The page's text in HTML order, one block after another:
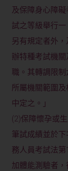
及保障身心障
試之等級舉行
另有規定者外
辦特種考試機
職。其轉調限
所屬機關範圍
中定之。」
(2)保障懷孕或
筆試成績並於
務人員考試法
加體能測驗者